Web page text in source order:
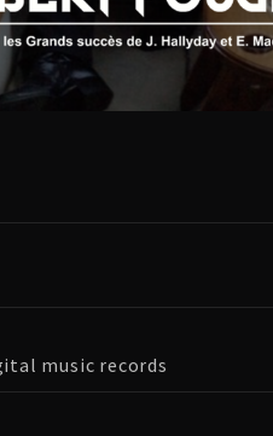
music records